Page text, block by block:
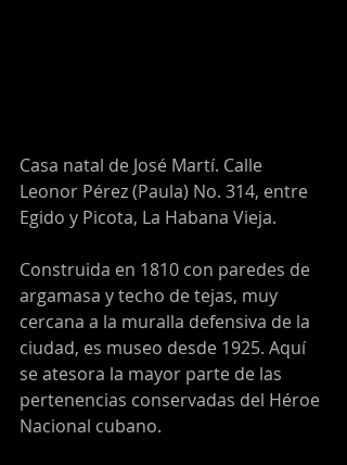
Casa natal de José Martí. Calle
Leonor Pérez (Paula) No. 314, entre
Egido y Picota, La Habana Vieja.
Construida en 1810 con paredes de
argamasa y techo de tejas, muy
cercana a la muralla defensiva de la
ciudad, es museo desde 1925. Aquí
se atesora la mayor parte de las
pertenencias conservadas del Héroe
Nacional cubano.